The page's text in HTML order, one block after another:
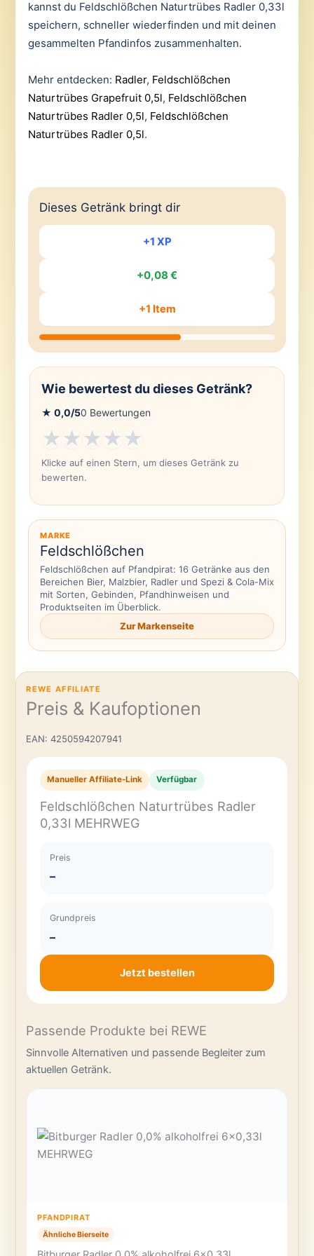
kannst du Feldschlößchen Naturtrübes Radler 0,33l
speichern, schneller wiederfinden und mit deinen
gesammelten Pfandinfos zusammenhalten.
Mehr entdecken: Radler, Feldschlößchen
Naturtrübes Grapefruit 0,5l, Feldschlößchen
Naturtrübes Radler 0,5l, Feldschlößchen
Naturtrübes Radler 0,5l.
Dieses Getränk bringt dir
+1 XP
+0,08 €
+1 Item
Wie bewertest du dieses Getränk?
★ 0,0/50 Bewertungen
★★★★★
Klicke auf einen Stern, um dieses Getränk zu
bewerten.
MARKE
Feldschlößchen
Feldschlößchen auf Pfandpirat: 16 Getränke aus den
Bereichen Bier, Malzbier, Radler und Spezi & Cola-Mix
mit Sorten, Gebinden, Pfandhinweisen und
Produktseiten im Überblick.
Zur Markenseite
REWE AFFILIATE
Preis & Kaufoptionen
EAN: 4250594207941
Manueller Affiliate-Link Verfügbar
Feldschlößchen Naturtrübes Radler
0,33l MEHRWEG
Preis
–
Grundpreis
–
Jetzt bestellen
Passende Produkte bei REWE
Sinnvolle Alternativen und passende Begleiter zum
aktuellen Getränk.
PFANDPIRAT
Ähnliche Bierseite